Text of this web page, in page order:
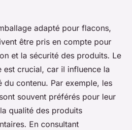
adapté pour flacons,
être pris en compte pour
et la sécurité des produits. Le
est crucial, car il influence la
contenu. Par exemple, les
souvent préférés pour leur
qualité des produits
En consultant